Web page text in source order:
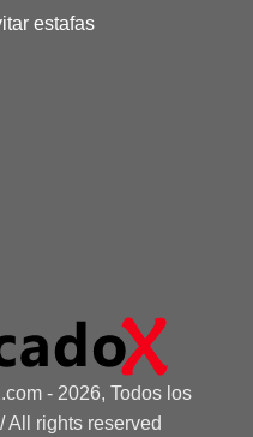
estafas
- 2026, Todos los
All rights reserved